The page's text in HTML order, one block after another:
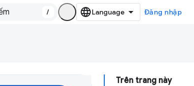
/ Đăng nhập
Trên trang này